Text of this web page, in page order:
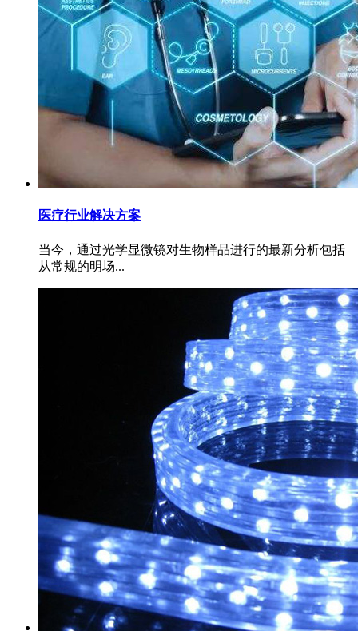
医疗行业解决方案
当今，通过光学显微镜对生物样品进行的最新分析包括
从常规的明场...